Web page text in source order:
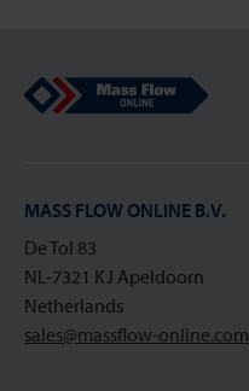
Mass Flow Online
MASS FLOW ONLINE B.V.
De Tol 83
NL-7321 KJ Apeldoorn
Netherlands
sales@massflow-online.com